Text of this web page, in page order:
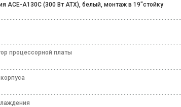
ACE-A130С (300 Вт АТХ), белый, монтаж в 19"стойку
процессорной платы